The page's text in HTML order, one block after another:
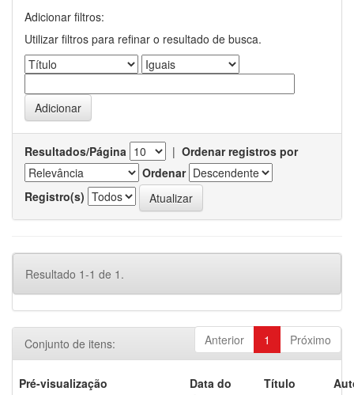
Adicionar filtros:
Utilizar filtros para refinar o resultado de busca.
Resultados/Página | Ordenar registros por
Ordenar
Registro(s)
Resultado 1-1 de 1.
Anterior 1 Próximo
Conjunto de itens:
Pré-visualização
Data do
Título